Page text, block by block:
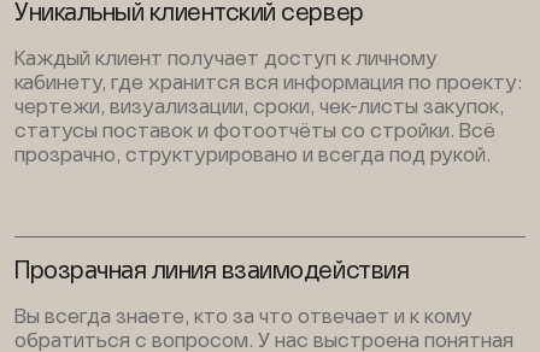
Уникальный клиентский сервер
Каждый клиент получает доступ к личному
кабинету, где хранится вся информация по проекту:
чертежи, визуализации, сроки, чек-листы закупок,
статусы поставок и фотоотчёты со стройки. Всё
прозрачно, структурировано и всегда под рукой.
Прозрачная линия взаимодействия
Вы всегда знаете, кто за что отвечает и к кому
обратиться с вопросом. У нас выстроена понятная